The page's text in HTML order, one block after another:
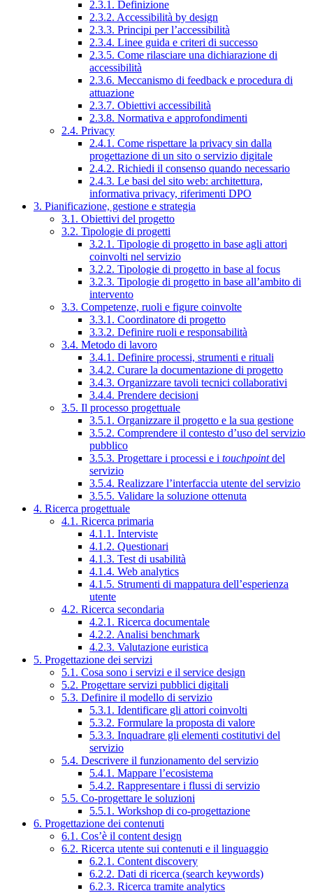
2.3.1. Definizione
2.3.2. Accessibilità by design
2.3.3. Principi per l’accessibilità
2.3.4. Linee guida e criteri di successo
2.3.5. Come rilasciare una dichiarazione di
accessibilità
2.3.6. Meccanismo di feedback e procedura di
attuazione
2.3.7. Obiettivi accessibilità
2.3.8. Normativa e approfondimenti
2.4. Privacy
2.4.1. Come rispettare la privacy sin dalla
progettazione di un sito o servizio digitale
2.4.2. Richiedi il consenso quando necessario
2.4.3. Le basi del sito web: architettura,
informativa privacy, riferimenti DPO
3. Pianificazione, gestione e strategia
3.1. Obiettivi del progetto
3.2. Tipologie di progetti
3.2.1. Tipologie di progetto in base agli attori
coinvolti nel servizio
3.2.2. Tipologie di progetto in base al focus
3.2.3. Tipologie di progetto in base all’ambito di
intervento
3.3. Competenze, ruoli e figure coinvolte
3.3.1. Coordinatore di progetto
3.3.2. Definire ruoli e responsabilità
3.4. Metodo di lavoro
3.4.1. Definire processi, strumenti e rituali
3.4.2. Curare la documentazione di progetto
3.4.3. Organizzare tavoli tecnici collaborativi
3.4.4. Prendere decisioni
3.5. Il processo progettuale
3.5.1. Organizzare il progetto e la sua gestione
3.5.2. Comprendere il contesto d’uso del servizio
pubblico
3.5.3. Progettare i processi e i touchpointdel
servizio
3.5.4. Realizzare l’interfaccia utente del servizio
3.5.5. Validare la soluzione ottenuta
4. Ricerca progettuale
4.1. Ricerca primaria
4.1.1. Interviste
4.1.2. Questionari
4.1.3. Test di usabilità
4.1.4. Web analytics
4.1.5. Strumenti di mappatura dell’esperienza
utente
4.2. Ricerca secondaria
4.2.1. Ricerca documentale
4.2.2. Analisi benchmark
4.2.3. Valutazione euristica
5. Progettazione dei servizi
5.1. Cosa sono i servizi e il service design
5.2. Progettare servizi pubblici digitali
5.3. Definire il modello di servizio
5.3.1. Identificare gli attori coinvolti
5.3.2. Formulare la proposta di valore
5.3.3. Inquadrare gli elementi costitutivi del
servizio
5.4. Descrivere il funzionamento del servizio
5.4.1. Mappare l’ecosistema
5.4.2. Rappresentare i flussi di servizio
5.5. Co-progettare le soluzioni
5.5.1. Workshop di co-progettazione
6. Progettazione dei contenuti
6.1. Cos’è il content design
6.2. Ricerca utente sui contenuti e il linguaggio
6.2.1. Content discovery
6.2.2. Dati di ricerca (search keywords)
6.2.3. Ricerca tramite analytics